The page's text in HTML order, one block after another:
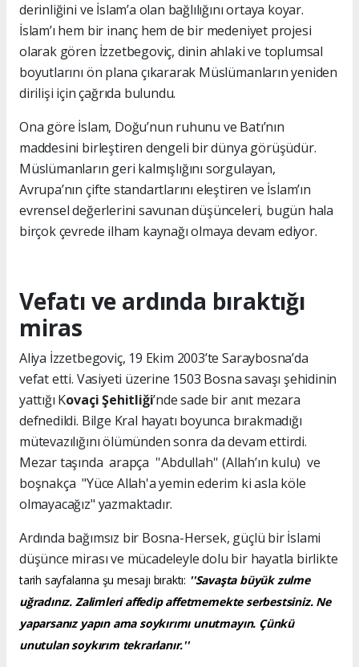
derinliğini ve İslam’a olan bağlılığını ortaya koyar.
İslam’ı hem bir inanç hem de bir medeniyet projesi
olarak gören İzzetbegoviç, dinin ahlaki ve toplumsal
boyutlarını ön plana çıkararak Müslümanların yeniden
dirilişi için çağrıda bulundu.
Ona göre İslam, Doğu’nun ruhunu ve Batı’nın
maddesini birleştiren dengeli bir dünya görüşüdür.
Müslümanların geri kalmışlığını sorgulayan,
Avrupa’nın çifte standartlarını eleştiren ve İslam’ın
evrensel değerlerini savunan düşünceleri, bugün hala
birçok çevrede ilham kaynağı olmaya devam ediyor.
Vefatı ve ardında bıraktığı
miras
Aliya İzzetbegoviç, 19 Ekim 2003’te Saraybosna’da
vefat etti. Vasiyeti üzerine 1503 Bosna savaşı şehidinin
yattığı Kovaçi Şehitliği’nde sade bir anıt mezara
defnedildi. Bilge Kral hayatı boyunca bırakmadığı
mütevazılığını ölümünden sonra da devam ettirdi.
Mezar taşında arapça ''Abdullah'' (Allah’ın kulu) ve
boşnakça "Yüce Allah'a yemin ederim ki asla köle
olmayacağız" yazmaktadır.
Ardında bağımsız bir Bosna-Hersek, güçlü bir İslami
düşünce mirası ve mücadeleyle dolu bir hayatla birlikte
tarih sayfalarına şu mesajı bıraktı: ''Savaşta büyük zulme
uğradınız. Zalimleri affedip affetmemekte serbestsiniz. Ne
yaparsanız yapın ama soykırımı unutmayın. Çünkü
unutulan soykırım tekrarlanır.''